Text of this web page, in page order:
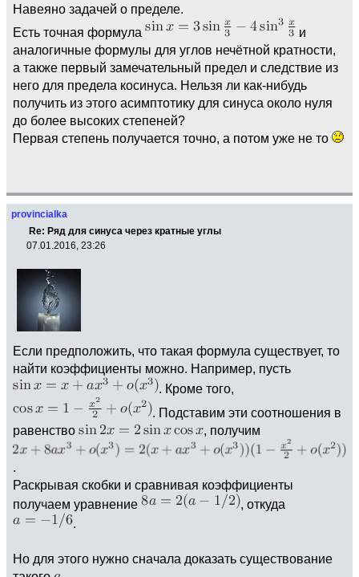
Навеяно задачей о пределе.
Есть точная формула
и
аналогичные формулы для углов нечётной кратности,
а также первый замечательный предел и следствие из
него для предела косинуса. Нельзя ли как-нибудь
получить из этого асимптотику для синуса около нуля
до более высоких степеней?
Первая степень получается точно, а потом уже не то
provincialka
Re: Ряд для синуса через кратные углы
07.01.2016, 23:26
Если предположить, что такая формула существует, то
найти коэффициенты можно. Например, пусть
. Кроме того,
. Подставим эти соотношения в
равенство
, получим
.
Раскрывая скобки и сравнивая коэффициенты
получаем уравнение
, откуда
.
Но для этого нужно сначала доказать существование